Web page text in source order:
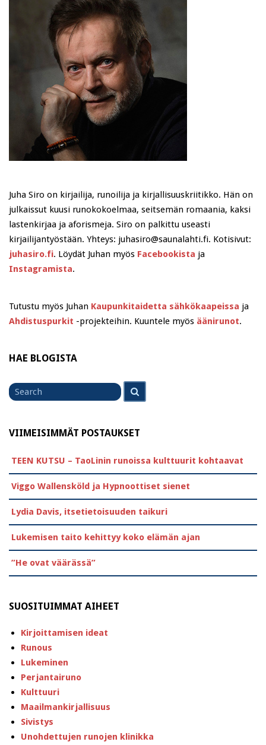
Juha Siro on kirjailija, runoilija ja kirjallisuuskriitikko. Hän on
julkaissut kuusi runokokoelmaa, seitsemän romaania, kaksi
lastenkirjaa ja aforismeja. Siro on palkittu useasti
kirjailijantyöstään. Yhteys: juhasiro@saunalahti.fi. Kotisivut:
juhasiro.fi. Löydät Juhan myös Facebookista ja
Instagramista.
Tutustu myös Juhan Kaupunkitaidetta sähkökaapeissa ja
Ahdistuspurkit -projekteihin. Kuuntele myös äänirunot.
HAE BLOGISTA
Search
for
VIIMEISIMMÄT POSTAUKSET
TEEN KUTSU – TaoLinin runoissa kulttuurit kohtaavat
Viggo Wallensköld ja Hypnoottiset sienet
Lydia Davis, itsetietoisuuden taikuri
Lukemisen taito kehittyy koko elämän ajan
”He ovat väärässä”
SUOSITUIMMAT AIHEET
Kirjoittamisen ideat
Runous
Lukeminen
Perjantairuno
Kulttuuri
Maailmankirjallisuus
Sivistys
Unohdettujen runojen klinikka